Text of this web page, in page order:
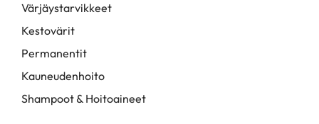
Värjäystarvikkeet
Kestovärit
Permanentit
Kauneudenhoito
Shampoot & Hoitoaineet